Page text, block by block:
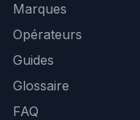
Marques
Opérateurs
Guides
Glossaire
FAQ